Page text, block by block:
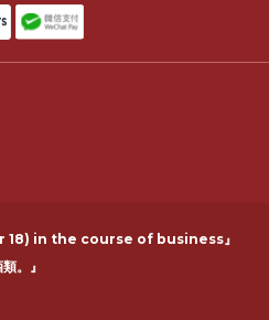
in the course of business』
。』